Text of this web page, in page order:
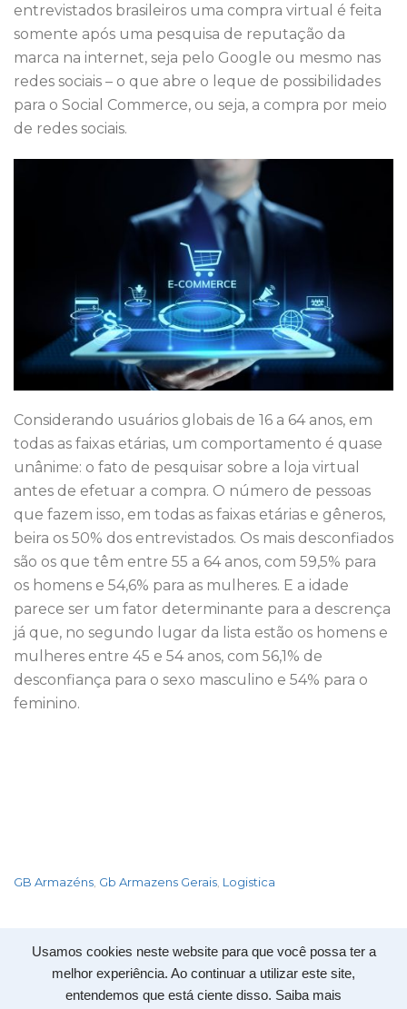
Usamos cookies neste website para que você possa ter a
melhor experiência. Ao continuar a utilizar este site,
entendemos que está ciente disso. Saiba mais
entrevistados brasileiros uma compra virtual é feita
somente após uma pesquisa de reputação da
marca na internet, seja pelo Google ou mesmo nas
redes sociais – o que abre o leque de possibilidades
para o Social Commerce, ou seja, a compra por meio
de redes sociais.
Considerando usuários globais de 16 a 64 anos, em
todas as faixas etárias, um comportamento é quase
unânime: o fato de pesquisar sobre a loja virtual
antes de efetuar a compra. O número de pessoas
que fazem isso, em todas as faixas etárias e gêneros,
beira os 50% dos entrevistados. Os mais desconfiados
são os que têm entre 55 a 64 anos, com 59,5% para
os homens e 54,6% para as mulheres. E a idade
parece ser um fator determinante para a descrença
já que, no segundo lugar da lista estão os homens e
mulheres entre 45 e 54 anos, com 56,1% de
desconfiança para o sexo masculino e 54% para o
feminino.
GB Armazéns Gb Armazens Gerais Logistica
Copyright 2020 © -GB Armazéns- Todos os direitos
reservados